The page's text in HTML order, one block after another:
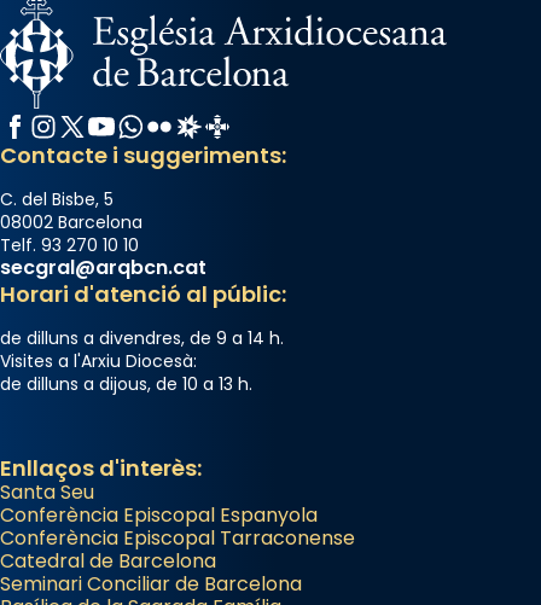
Facebook
Instagram
X / Twitter
YouTube
WhatsApp
FlickrRadio Estel
Catalunya Cristiana
Contacte i suggeriments:
C. del Bisbe, 5
08002 Barcelona
Telf. 93 270 10 10
secgral@arqbcn.cat
Horari d'atenció al públic:
de dilluns a divendres, de 9 a 14 h.
Visites a l'Arxiu Diocesà:
de dilluns a dijous, de 10 a 13 h.
Enllaços d'interès:
Santa Seu
Conferència Episcopal Espanyola
Conferència Episcopal Tarraconense
Catedral de Barcelona
Seminari Conciliar de Barcelona